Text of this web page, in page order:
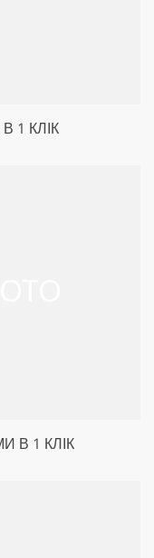
1 КЛІК
В 1 КЛІК